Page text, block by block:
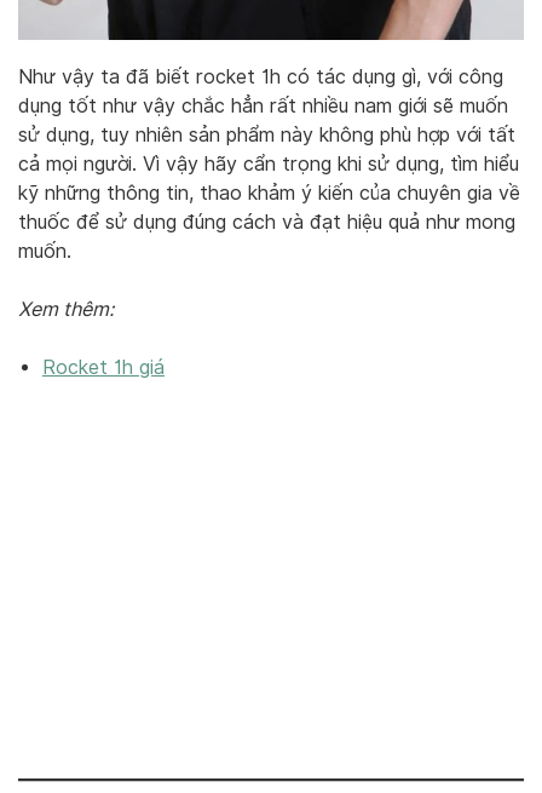
Như vậy ta đã biết rocket 1h có tác dụng gì, với công
dụng tốt như vậy chắc hẳn rất nhiều nam giới sẽ muốn
sử dụng, tuy nhiên sản phẩm này không phù hợp với tất
cả mọi người. Vì vậy hãy cẩn trọng khi sử dụng, tìm hiểu
kỹ những thông tin, thao khảm ý kiến của chuyên gia về
thuốc để sử dụng đúng cách và đạt hiệu quả như mong
muốn.
Xem thêm:
Rocket 1h giá